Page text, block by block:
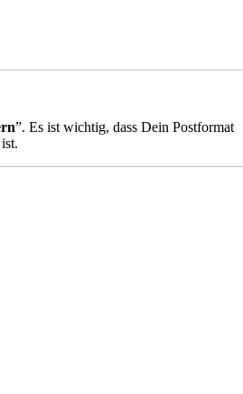
”. Es ist wichtig, dass Dein Postformat